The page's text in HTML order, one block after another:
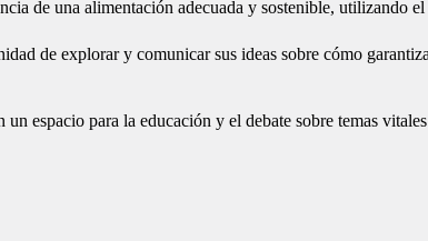
de una alimentación adecuada y sostenible, utilizando
de explorar y comunicar sus ideas sobre cómo
espacio para la educación y el debate sobre temas